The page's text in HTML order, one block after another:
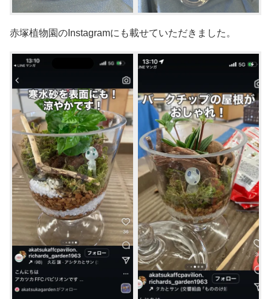
赤塚植物園のInstagramにも載せていただきました。